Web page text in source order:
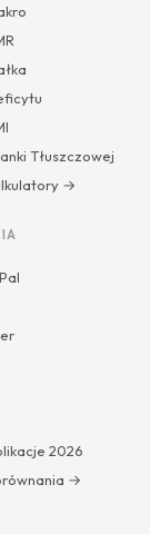
Tłuszczowej
→
2026
→